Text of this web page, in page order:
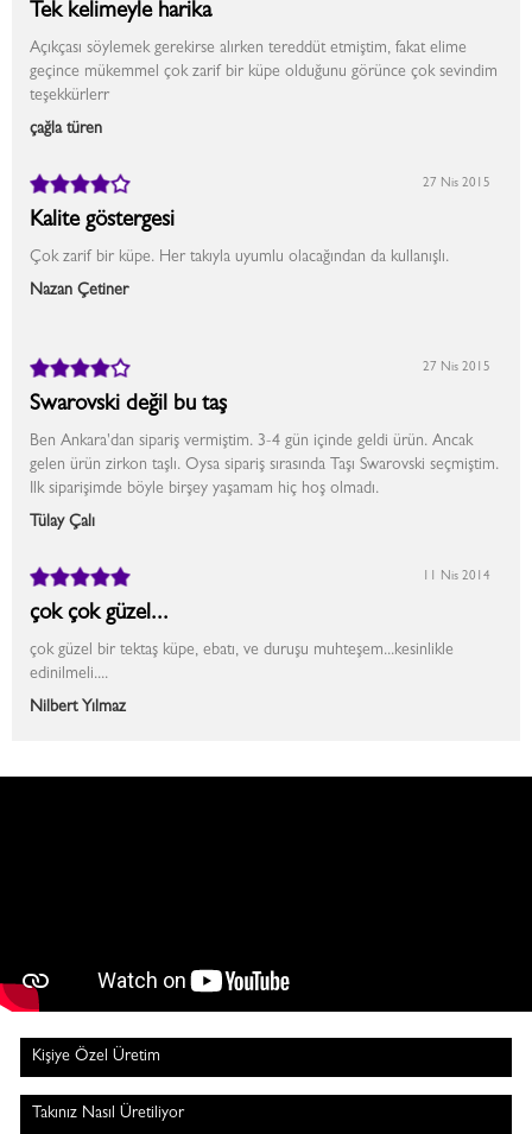
Tek kelimeyle harika
Açıkçası söylemek gerekirse alırken tereddüt etmiştim, fakat elime
geçince mükemmel çok zarif bir küpe olduğunu görünce çok sevindim
teşekkürlerr
çağla türen
Kalite göstergesi
Çok zarif bir küpe. Her takıyla uyumlu olacağından da kullanışlı.
Nazan Çetiner
27 Nis 2015
Swarovski değil bu taş
Ben Ankara'dan sipariş vermiştim. 3-4 gün içinde geldi ürün. Ancak
gelen ürün zirkon taşlı. Oysa sipariş sırasında Taşı Swarovski seçmiştim.
Ilk siparişimde böyle birşey yaşamam hiç hoş olmadı.
Tülay Çalı
27 Nis 2015
çok çok güzel...
çok güzel bir tektaş küpe, ebatı, ve duruşu muhteşem...kesinlikle
edinilmeli....
Nilbert Yılmaz
11 Nis 2014
Kişiye Özel Üretim
Takınız Nasıl Üretiliyor